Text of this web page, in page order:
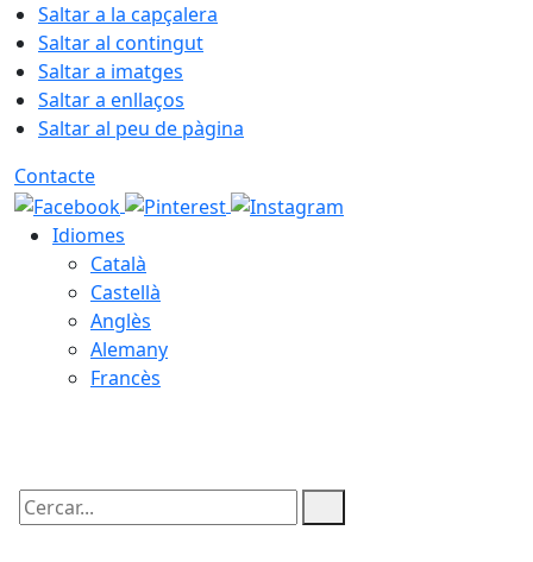
Saltar a la capçalera
Saltar al contingut
Saltar a imatges
Saltar a enllaços
Saltar al peu de pàgina
Contacte
Idiomes
Català
Castellà
Anglès
Alemany
Francès
Cercar: